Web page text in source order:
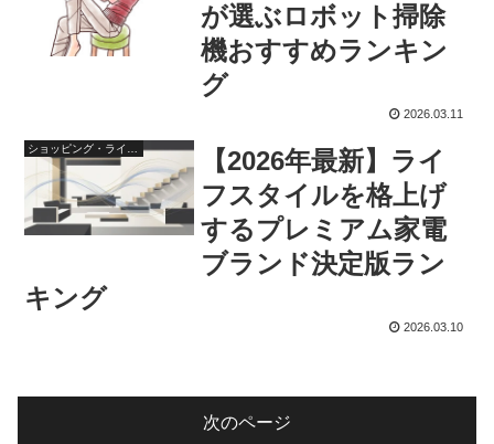
が選ぶロボット掃除
機おすすめランキン
グ
2026.03.11
【2026年最新】ライ
フスタイルを格上げ
するプレミアム家電
ブランド決定版ラン
キング
2026.03.10
次のページ